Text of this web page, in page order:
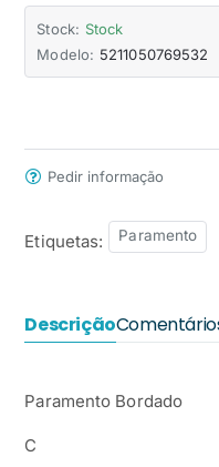
Stock: Stock
Modelo: 5211050769532
Pedir informação
Etiquetas: Paramento
Descrição
Paramento Bordado
C